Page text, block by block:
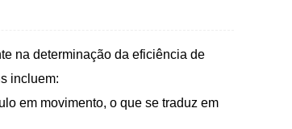
na determinação da eficiência de
incluem:
em movimento, o que se traduz em